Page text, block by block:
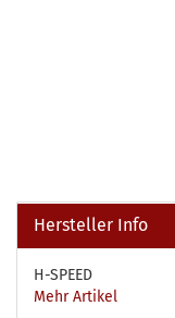
Hersteller Info
H-SPEED
Mehr Artikel